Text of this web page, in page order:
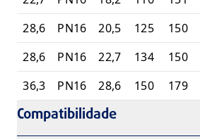
28,6
PN16 20,5 125 150
28,6
PN16 22,7 134 150
36,3
PN16 28,6 150 179
Compatibilidade